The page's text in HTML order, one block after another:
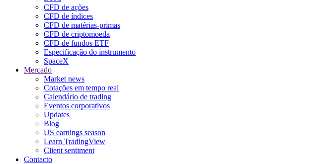
CFD de ações
CFD de índices
CFD de matérias-primas
CFD de criptomoeda
CFD de fundos ETF
Especificação do instrumento
SpaceX
Mercado
Market news
Cotações em tempo real
Calendário de trading
Eventos corporativos
Updates
Blog
US earnings season
Learn TradingView
Client sentiment
Contacto